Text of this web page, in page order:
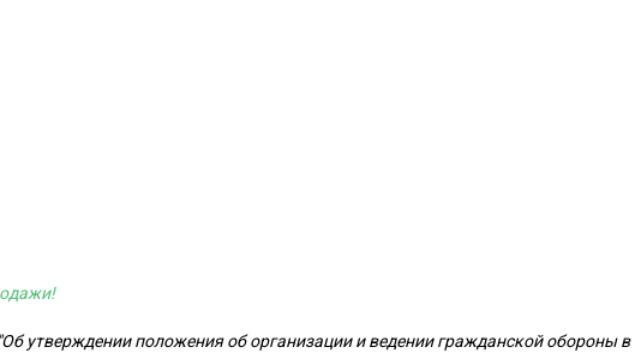
утверждении положения об организации и ведении гражданской обороны в